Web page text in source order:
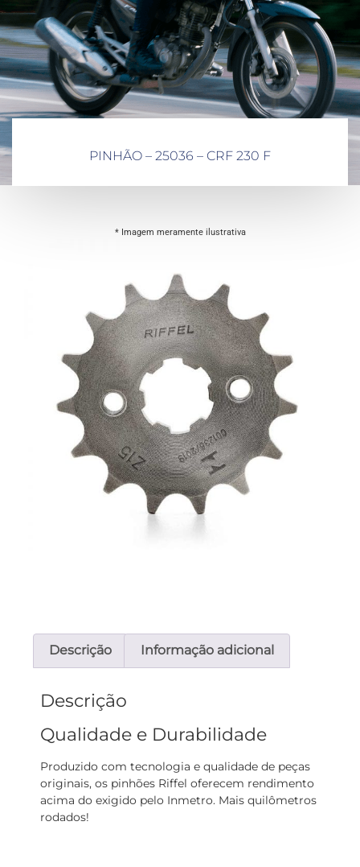
PINHÃO – 25036 – CRF 230 F
Descrição Informação adicional
Descrição
Qualidade e Durabilidade
Produzido com tecnologia e qualidade de peças
originais, os pinhões Riffel oferecem rendimento
acima do exigido pelo Inmetro. Mais quilômetros
rodados!
* Imagem meramente ilustrativa